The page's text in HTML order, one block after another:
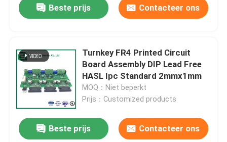
Producten
Over ons
Fabrieksreis
Beste prijs Contacteer ons
Turnkey FR4 Printed Circuit
Board Assembly DIP Lead Free
HASL Ipc Standard 2mmx1mm
MOQ：Niet beperkt
Prijs：Customized products
Beste prijs Contacteer ons